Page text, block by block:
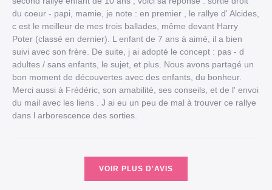
du coeur - papi, mamie, je note : en premier , le rallye d' Alcides,
c est le meilleur de mes trois ballades, même devant Harry
Poter (classé en dernier). L enfant de 7 ans à aimé, il a bien
suivi avec son frère. De suite, j ai adopté le concept : pas - d
adultes / sans enfants, le sujet, et plus. Nous avons partagé un
bon moment de découvertes avec des enfants, du bonheur.
Merci aussi à Frédéric, son amabilité, ses conseils, et de l' envoi
du mail avec les liens . J ai eu un peu de mal à trouver ce rallye
dans l arborescence des sorties.
VOIR PLUS D'AVIS